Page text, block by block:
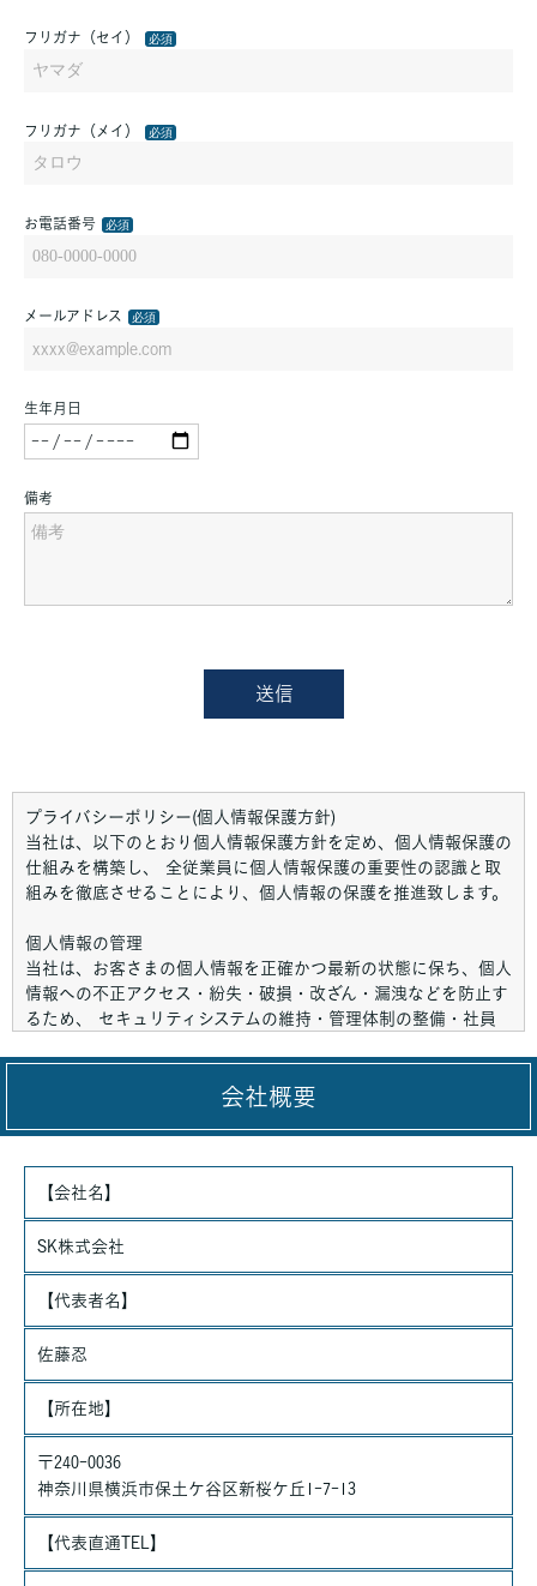
プライバシーポリシー(個人情報保護方針)
当社は、以下のとおり個人情報保護方針を定め、個人情報保護の
仕組みを構築し、 全従業員に個人情報保護の重要性の認識と取
組みを徹底させることにより、個人情報の保護を推進致します。
個人情報の管理
当社は、お客さまの個人情報を正確かつ最新の状態に保ち、個人
情報への不正アクセス・紛失・破損・改ざん・漏洩などを防止す
るため、 セキュリティシステムの維持・管理体制の整備・社員
厳重な管理を行ないます。
のご案内やご質問に対する回答として、電子メールや資料のご送
付に利用いたします。
個人情報の第三者への開示・提供の禁止
当社は、お客さまよりお預かりした個人情報を適切に管理し、次
のいずれかに該当する場合を除き、個人情報を第三者に開示いた
・お客さまが希望されるサービスを行なうために当社が業務を委
託する業者に対して開示する場合
個人情報の安全対策
当社は、個人情報の正確性及び安全性確保のために、セキュリテ
ィに万全の対策を講じています。
ご本人の照会
会社概要
【会社名】
SK株式会社
【代表者名】
佐藤忍
【所在地】
〒240-0036
神奈川県横浜市保土ケ谷区新桜ケ丘1-7-13
【代表直通TEL】